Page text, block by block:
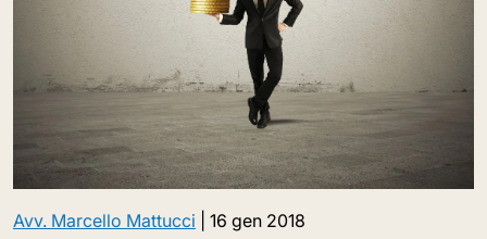
Avv. Marcello Mattucci 16 gen 2018